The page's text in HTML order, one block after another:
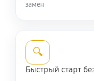
Программный
замен
🔍
Быстрый старт